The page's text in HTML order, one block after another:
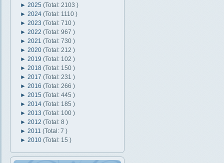
► 2025 (Total: 2103 )
► 2024 (Total: 1110 )
► 2023 (Total: 710 )
► 2022 (Total: 967 )
► 2021 (Total: 730 )
► 2020 (Total: 212 )
► 2019 (Total: 102 )
► 2018 (Total: 150 )
► 2017 (Total: 231 )
► 2016 (Total: 266 )
► 2015 (Total: 445 )
► 2014 (Total: 185 )
► 2013 (Total: 100 )
► 2012 (Total: 8 )
► 2011 (Total: 7 )
► 2010 (Total: 15 )